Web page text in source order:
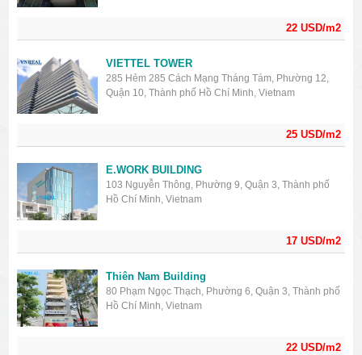
22 USD/m2
25 USD/m2
VIETTEL TOWER
285 Hẻm 285 Cách Mạng Tháng Tám, Phường 12,
Quận 10, Thành phố Hồ Chí Minh, Vietnam
17 USD/m2
E.WORK BUILDING
103 Nguyễn Thông, Phường 9, Quận 3, Thành phố
Hồ Chí Minh, Vietnam
22 USD/m2
Thiên Nam Building
80 Phạm Ngọc Thạch, Phường 6, Quận 3, Thành phố
Hồ Chí Minh, Vietnam